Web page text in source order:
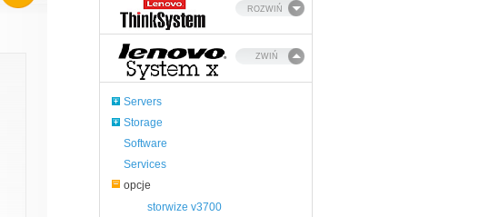
ROZWIŃ
ZWIŃ
Servers
Storage
Software
Services
opcje
storwize v3700